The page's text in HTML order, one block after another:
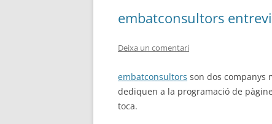
embatconsultors
Deixa un comentari
embatconsultors son dos companys
dediquen a la programació de
toca.